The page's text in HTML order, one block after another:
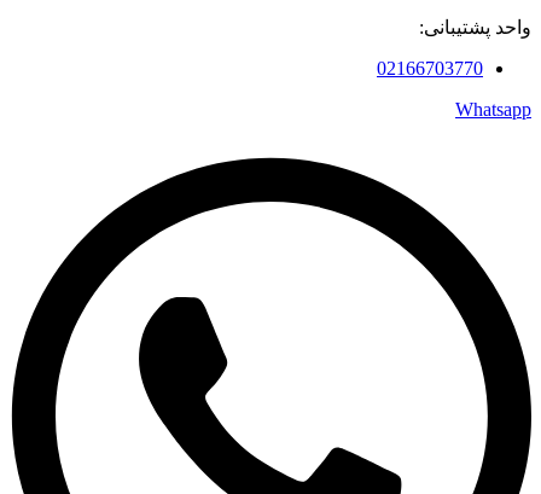
واحد پشتیبانی:
02166703770
Whatsapp